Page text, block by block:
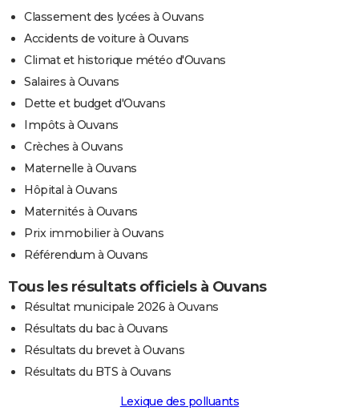
Classement des lycées à Ouvans
Accidents de voiture à Ouvans
Climat et historique météo d'Ouvans
Salaires à Ouvans
Dette et budget d'Ouvans
Impôts à Ouvans
Crèches à Ouvans
Maternelle à Ouvans
Hôpital à Ouvans
Maternités à Ouvans
Prix immobilier à Ouvans
Référendum à Ouvans
Tous les résultats officiels à Ouvans
Résultat municipale 2026 à Ouvans
Résultats du bac à Ouvans
Résultats du brevet à Ouvans
Résultats du BTS à Ouvans
Lexique des polluants